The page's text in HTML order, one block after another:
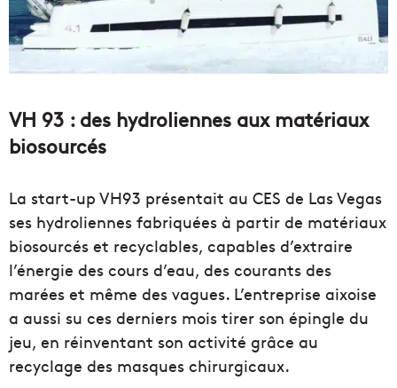
VH 93 : des hydroliennes aux matériaux
biosourcés
La start-up VH93 présentait au CES de Las Vegas
ses hydroliennes fabriquées à partir de matériaux
biosourcés et recyclables, capables d’extraire
l’énergie des cours d’eau, des courants des
marées et même des vagues. L’entreprise aixoise
a aussi su ces derniers mois tirer son épingle du
jeu, en réinventant son activité grâce au
recyclage des masques chirurgicaux.